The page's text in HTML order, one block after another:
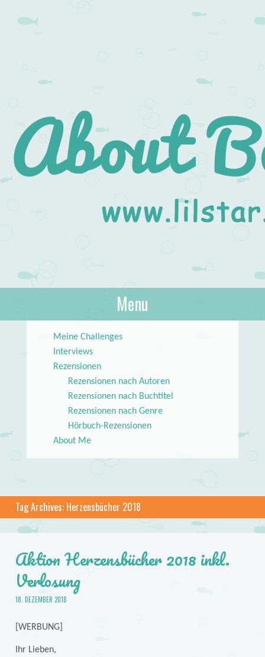
About Books
lilstar.de
Menu
Meine Challenges
Interviews
Rezensionen
Rezensionen nach Autoren
Rezensionen nach Buchtitel
Rezensionen nach Genre
Hörbuch-Rezensionen
About Me
Tag Archives: Herzensbücher 2018
Aktion Herzensbücher 2018 inkl.
Verlosung
18. DEZEMBER 2018
[WERBUNG]
Ihr Lieben,